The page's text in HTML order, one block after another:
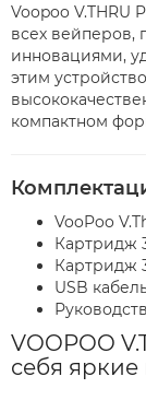
Voopoo V.THRU
всех вейперов,
инновациями,
этим
компактном
VooPoo
Картридж
Картридж
USB
VOOPOO
себя